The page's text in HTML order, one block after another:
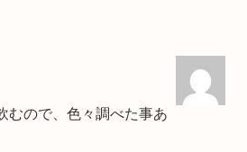
むので、色々調べた事あ